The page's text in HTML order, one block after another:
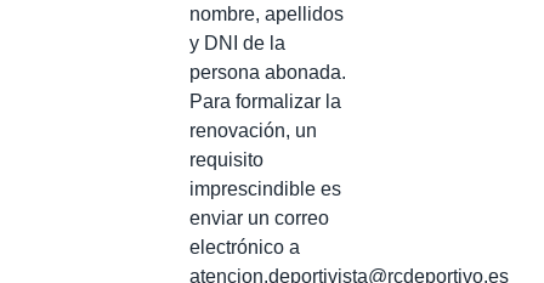
nombre, apellidos
y DNI de la
persona abonada.
Para formalizar la
renovación, un
requisito
imprescindible es
enviar un correo
electrónico a
atencion.deportivista@rcdeportivo.es